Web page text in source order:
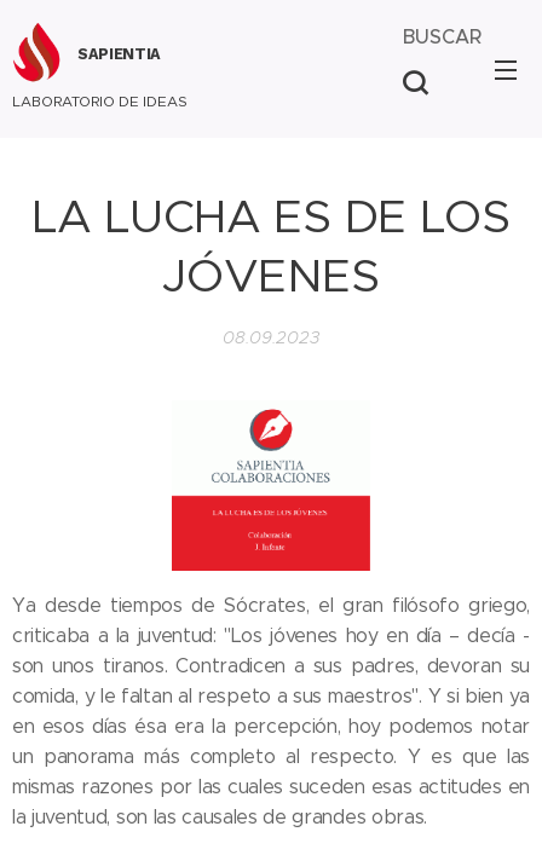
SAPIENTIA
LABORATORIO DE IDEAS
BUSCAR
LA LUCHA ES DE LOS
JÓVENES
08.09.2023
Ya desde tiempos de Sócrates, el gran filósofo griego,
criticaba a la juventud: "Los jóvenes hoy en día – decía -
son unos tiranos. Contradicen a sus padres, devoran su
comida, y le faltan al respeto a sus maestros". Y si bien ya
en esos días ésa era la percepción, hoy podemos notar
un panorama más completo al respecto. Y es que las
mismas razones por las cuales suceden esas actitudes en
la juventud, son las causales de grandes obras.